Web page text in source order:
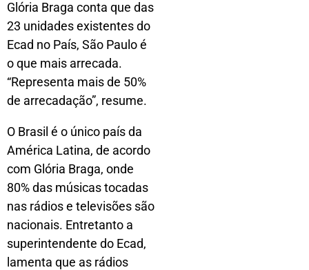
Glória Braga conta que das
23 unidades existentes do
Ecad no País, São Paulo é
o que mais arrecada.
“Representa mais de 50%
de arrecadação”, resume.
O Brasil é o único país da
América Latina, de acordo
com Glória Braga, onde
80% das músicas tocadas
nas rádios e televisões são
nacionais. Entretanto a
superintendente do Ecad,
lamenta que as rádios